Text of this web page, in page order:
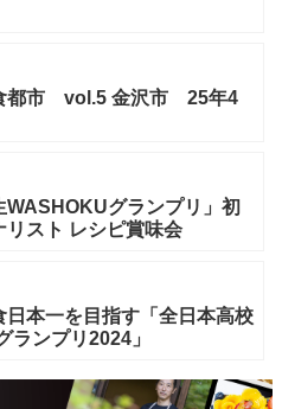
都市 vol.5 金沢市 25年4
WASHOKUグランプリ」初
リスト レシピ賞味会
日本一を目指す「全日本高校
ランプリ2024」